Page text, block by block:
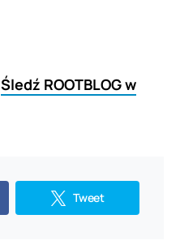
Śledź ROOTBLOG w
Tweet